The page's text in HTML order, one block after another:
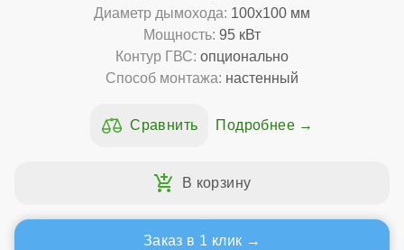
Диаметр дымохода: 100x100 мм
Мощность: 95 кВт
Контур ГВС: опционально
Способ монтажа: настенный
Подробнее
Заказ в 1 клик